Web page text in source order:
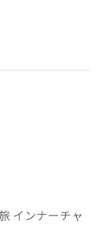
インナーチャ